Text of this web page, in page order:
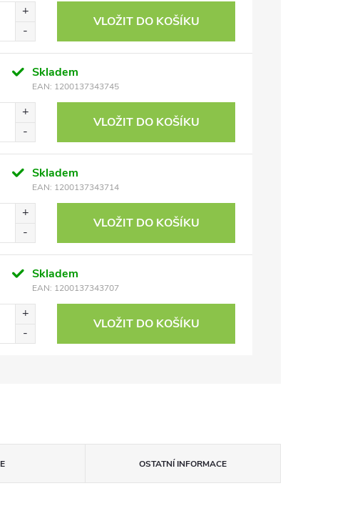
VLOŽIT DO KOŠÍKU
Skladem
EAN: 1200137343745
VLOŽIT DO KOŠÍKU
Skladem
EAN: 1200137343714
VLOŽIT DO KOŠÍKU
Skladem
EAN: 1200137343707
VLOŽIT DO KOŠÍKU
OSTATNÍ INFORMACE